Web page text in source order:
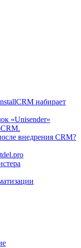
набирает
«Unisender»
внедрения CRM?